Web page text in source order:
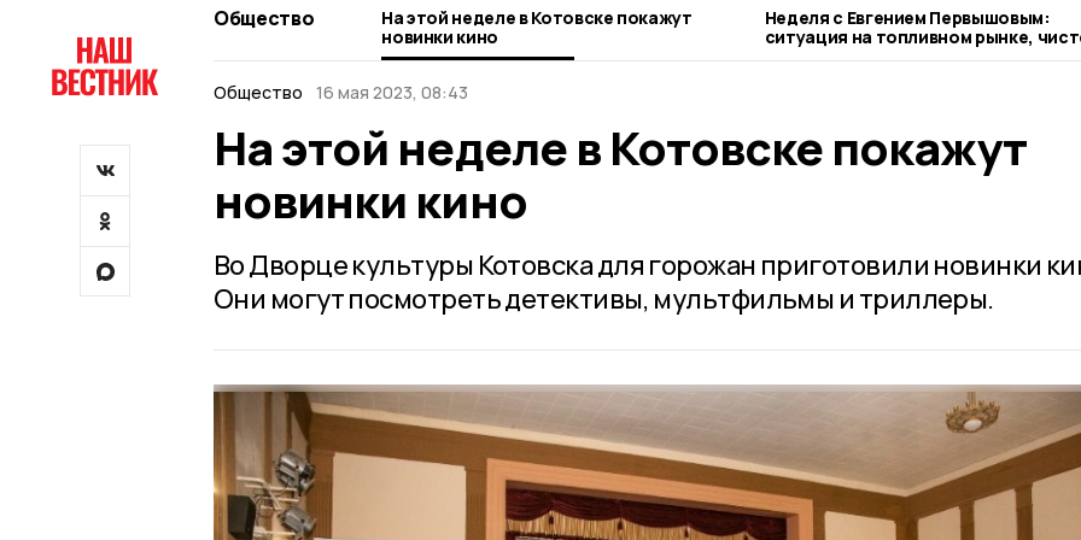
Общество
На этой неделе в Котовске покажут
новинки кино
Неделя с Евгением Первышовым:
ситуация на топливном рынке,
городе и приоритеты образования
Общество
16 мая 2023, 08:43
На этой неделе в Котовске покажут
новинки кино
Во Дворце культуры Котовска для горожан приготовили новинки
Они могут посмотреть детективы, мультфильмы и триллеры.